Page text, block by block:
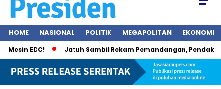
HOME NASIONAL POLITIK MEGAPOLITAN EKONOMI
EDC! Jatuh Sambil Rekam Pemandangan, Pendaki